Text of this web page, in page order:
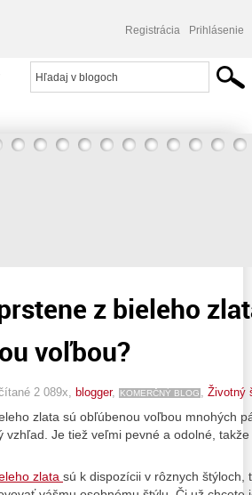
Registrácia Prihlásenie
zlata: Sú pre vás tou správnou voľbou?
z bieleho
voľbou?
2 089x, blogger, KOMERČNÝ BLOG Životný
zlata sú obľúbenou voľbou mnohých
vzhľad. Je tiež veľmi pevné a odolné,
zlata sú k dispozícii v rôznych štýloch,